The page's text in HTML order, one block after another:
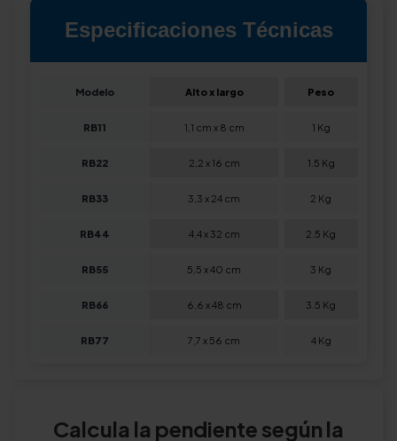
Especificaciones Técnicas
Modelo Alto x largo Peso
RB11 1,1 cm x 8 cm 1 Kg
RB22 2,2 x 16 cm 1.5 Kg
RB33 3,3 x 24 cm 2 Kg
RB44 4,4 x 32 cm 2.5 Kg
RB55 5,5 x 40 cm 3 Kg
RB66 6,6 x 48 cm 3.5 Kg
RB77 7,7 x 56 cm 4 Kg
Calcula la pendiente según la